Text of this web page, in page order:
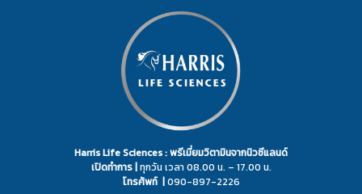
Harris Life Sciences : พรีเมี่ยมวิตามินจากนิวซีแลนด์
เปิดทำการ |ทุกวัน เวลา 08.00 น. – 17.00 น.
โทรศัพท์ |090-897-2226